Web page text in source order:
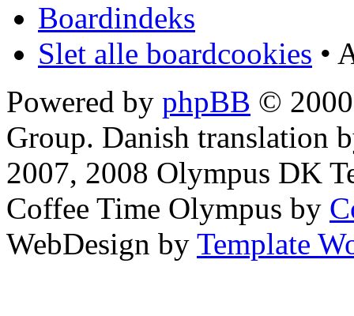
Boardindeks
Slet alle boardcookies •
Powered by phpBB ©
Group. Danish translation
2007, 2008 Olympus DK
Coffee Time Olympus by
WebDesign by Template